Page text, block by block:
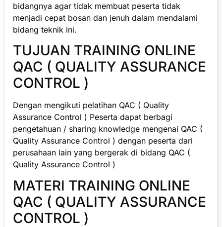
bidangnya agar tidak membuat peserta tidak
menjadi cepat bosan dan jenuh dalam mendalami
bidang teknik ini.
TUJUAN TRAINING ONLINE
QAC ( QUALITY ASSURANCE
CONTROL )
Dengan mengikuti pelatihan QAC ( Quality
Assurance Control ) Peserta dapat berbagi
pengetahuan / sharing knowledge mengenai QAC (
Quality Assurance Control ) dengan peserta dari
perusahaan lain yang bergerak di bidang QAC (
Quality Assurance Control )
MATERI TRAINING ONLINE
QAC ( QUALITY ASSURANCE
CONTROL )